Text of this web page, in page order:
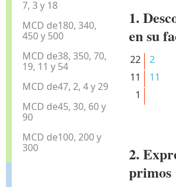
7, 3 y 18
MCD de180, 340,
450 y 500
MCD de38, 350, 70,
19, 11 y 54
MCD de47, 2, 4 y 29
MCD de45, 30, 60 y
90
MCD de100, 200 y
300
1.
en su
22
2
11
11
1
2.
primos